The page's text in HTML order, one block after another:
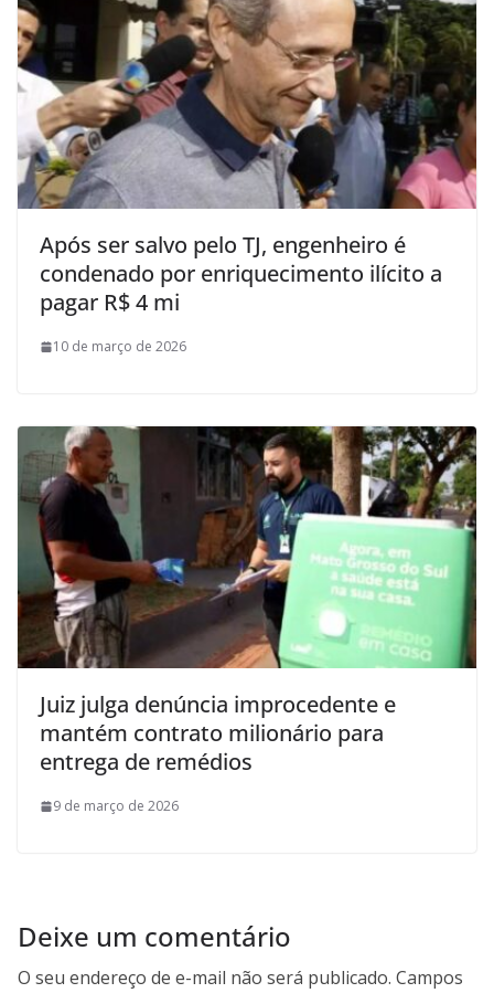
Após ser salvo pelo TJ, engenheiro é
condenado por enriquecimento ilícito a
pagar R$ 4 mi
10 de março de 2026
Juiz julga denúncia improcedente e
mantém contrato milionário para
entrega de remédios
9 de março de 2026
Deixe um comentário
O seu endereço de e-mail não será publicado. Campos